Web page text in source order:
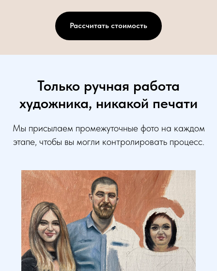
Рассчитать стоимость
Только ручная работа
художника, никакой печати
Мы присылаем промежуточные фото на каждом
этапе, чтобы вы могли контролировать процесс.